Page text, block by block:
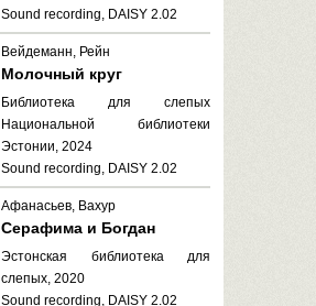
Sound recording, DAISY 2.02
Вейдеманн, Рейн
Молочный круг
Библиотека для слепых
Национальной библиотеки
Эстонии, 2024
Sound recording, DAISY 2.02
Афанасьев, Вахур
Серафима и Богдан
Эстонская библиотека для
слепых, 2020
Sound recording, DAISY 2.02